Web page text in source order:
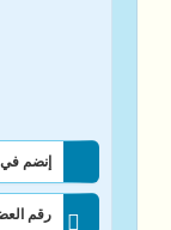
إنضم
رقم